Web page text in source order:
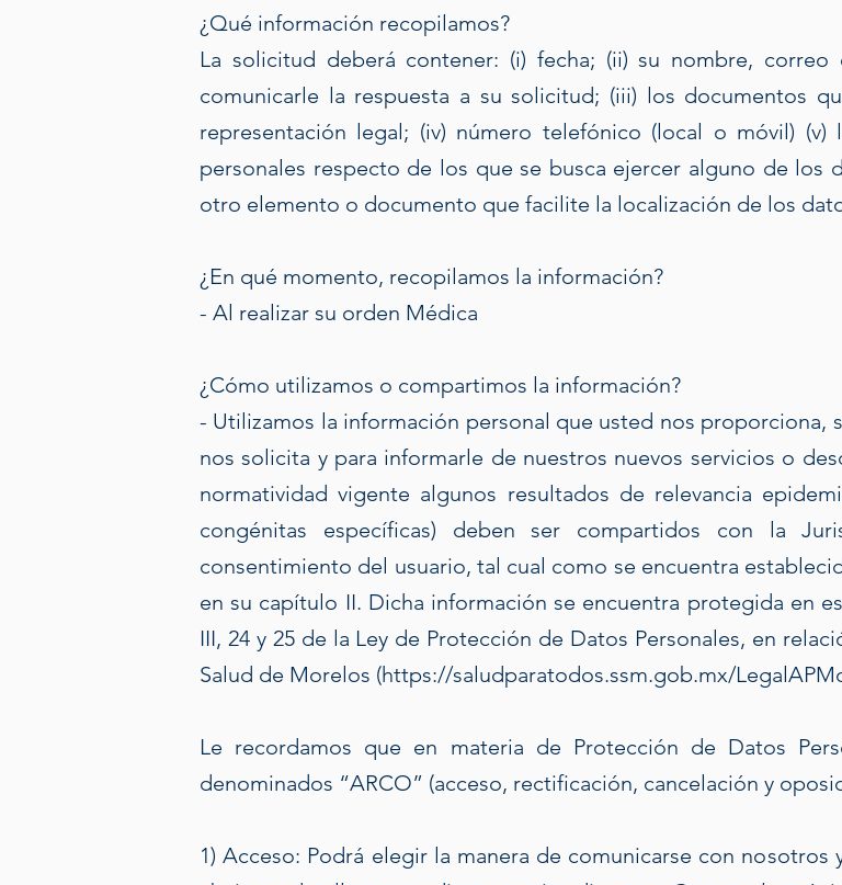
¿Qué información recopilamos?
La solicitud deberá contener: (i) fecha; (ii) su nombre,
comunicarle la respuesta a su solicitud; (iii) los documentos
representación legal; (iv) número telefónico (local o móvil)
personales respecto de los que se busca ejercer alguno de los
otro elemento o documento que facilite la localización de los
¿En qué momento, recopilamos la información?
- Al realizar su orden Médica
¿Cómo utilizamos o compartimos la información?
- Utilizamos la información personal que usted nos proporciona,
nos solicita y para informarle de nuestros nuevos servicios o
normatividad vigente algunos resultados de relevancia
congénitas específicas) deben ser compartidos con la
consentimiento del usuario, tal cual como se encuentra
en su capítulo II. Dicha información se encuentra protegida en
III, 24 y 25 de la Ley de Protección de Datos Personales, en
Salud de Morelos (https://saludparatodos.ssm.gob.mx/
Le recordamos que en materia de Protección de Datos
denominados “ARCO” (acceso, rectificación, cancelación y
1) Acceso: Podrá elegir la manera de comunicarse con